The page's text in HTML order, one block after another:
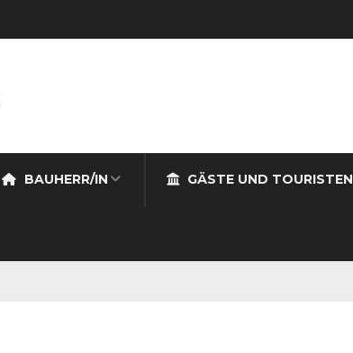
BAUHERR/IN GÄSTE UND TOURISTEN